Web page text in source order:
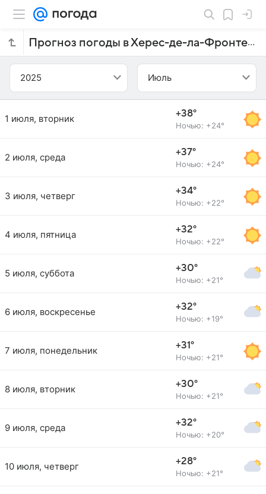
Прогноз погоды в Херес-де-ла-Фронтере на июль 2025 года
2025 Июль
1 июля, вторник +38°
Ночью: +24°
2 июля, среда +37°
Ночью: +24°
3 июля, четверг +34°
Ночью: +22°
4 июля, пятница +32°
Ночью: +22°
5 июля, суббота +30°
Ночью: +21°
6 июля, воскресенье +32°
Ночью: +19°
7 июля, понедельник +31°
Ночью: +21°
8 июля, вторник +30°
Ночью: +21°
9 июля, среда +32°
Ночью: +20°
10 июля, четверг +28°
Ночью: +21°